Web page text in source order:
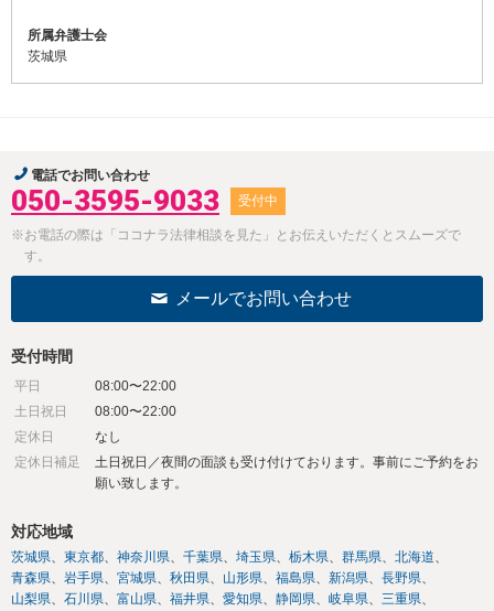
所属弁護士会
茨城県
電話でお問い合わせ
050-3595-9033 受付中
※お電話の際は「ココナラ法律相談を見た」とお伝えいただくとスムーズで
す。
メールでお問い合わせ
受付時間
平日
08:00〜22:00
土日祝日
08:00〜22:00
定休日
なし
定休日補足
土日祝日／夜間の面談も受け付けております。事前にご予約をお
願い致します。
対応地域
茨城県 東京都 神奈川県 千葉県 埼玉県 栃木県 群馬県
北海道
青森県
岩手県 宮城県 秋田県 山形県 福島県 新潟県
長野県
山梨県
石川県 富山県 福井県 愛知県 静岡県 岐阜県
三重県